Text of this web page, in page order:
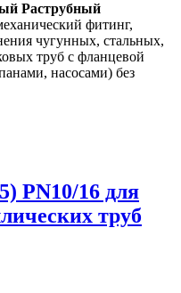
Раструбный
фитинг,
чугунных, стальных,
труб с фланцевой
насосами) без
PN10/16 для
труб